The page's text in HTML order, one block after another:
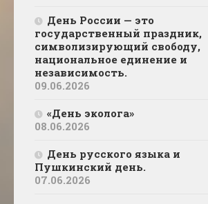
День России — это
государственный праздник,
символизирующий свободу,
национальное единение и
независимость.
09.06.2026
«День эколога»
08.06.2026
День русского языка и
Пушкинский день.
07.06.2026